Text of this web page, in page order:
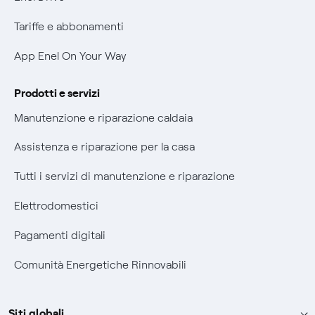
Verifica chi ti ha chiamato
Agevolazione utenti con disabilità per offerte Fibra
Tariffe e abbonamenti
App Enel On Your Way
Prodotti e servizi
Manutenzione e riparazione caldaia
Assistenza e riparazione per la casa
Tutti i servizi di manutenzione e riparazione
Elettrodomestici
Pagamenti digitali
Comunità Energetiche Rinnovabili